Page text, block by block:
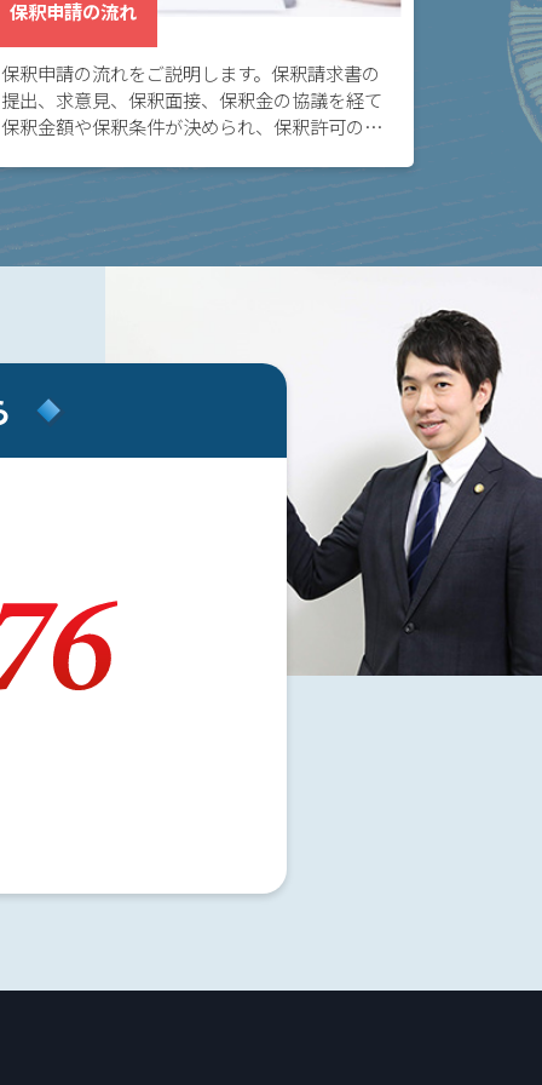
保釈申請の流れ
保釈申請の流れをご説明します。保釈請求書の
提出、求意見、保釈面接、保釈金の協議を経て
保釈金額や保釈条件が決められ、保釈許可の決